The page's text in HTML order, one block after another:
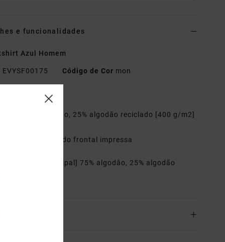
e funcionalidades
Azul Homem
EVYSF00175 Código de Cor mon
75% algodão, 25% algodão reciclado [400 g/m2]
estampado frontal impressa
[Tecido principal] 75% algodão, 25% algodão